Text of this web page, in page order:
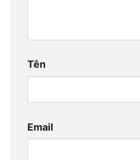
Tên
Email